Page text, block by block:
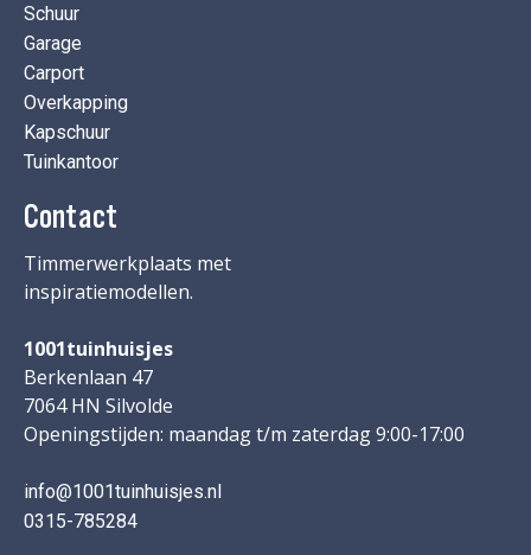
Schuur
Garage
Carport
Overkapping
Kapschuur
Tuinkantoor
Contact
Timmerwerkplaats met
inspiratiemodellen.
1001tuinhuisjes
Berkenlaan 47
7064 HN Silvolde
Openingstijden: maandag t/m zaterdag 9:00-17:00
info@1001tuinhuisjes.nl
0315-785284